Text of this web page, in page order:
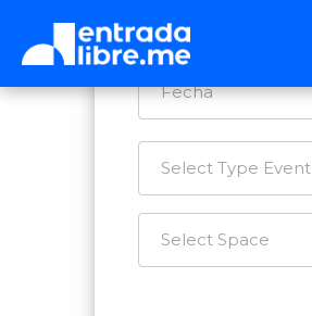
Fecha
Select Type Event
Select Space